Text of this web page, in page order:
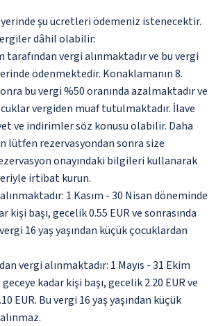
şu ücretleri ödemeniz istenecektir.
dâhil olabilir:
tarafından vergi alınmaktadır ve bu vergi
ödenmektedir. Konaklamanın 8.
bu vergi %50 oranında azalmaktadır ve
vergiden muaf tutulmaktadır. İlave
ve indirimler söz konusu olabilir. Daha
lütfen rezervasyondan sonra size
onayındaki bilgileri kullanarak
irtibat kurun.
1 Kasım - 30 Nisan döneminde
kişi başı, gecelik 0.55 EUR ve sonrasında
16 yaş yaşından küçük çocuklardan
vergi alınmaktadır: 1 Mayıs - 31 Ekim
kadar kişi başı, gecelik 2.20 EUR ve
EUR. Bu vergi 16 yaş yaşından küçük